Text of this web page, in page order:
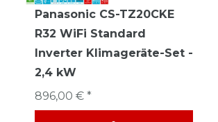
Panasonic CS-TZ20CKE
R32 WiFi Standard
Inverter Klimageräte-Set -
2,4 kW
896,00 € *